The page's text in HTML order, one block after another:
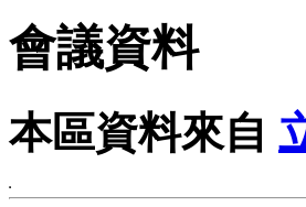
會議資料
本區資料來自